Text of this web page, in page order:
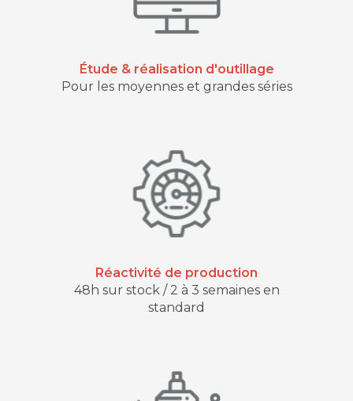
Étude & réalisation d'outillage
Pour les moyennes et grandes séries
Réactivité de production
48h sur stock / 2 à 3 semaines en
standard